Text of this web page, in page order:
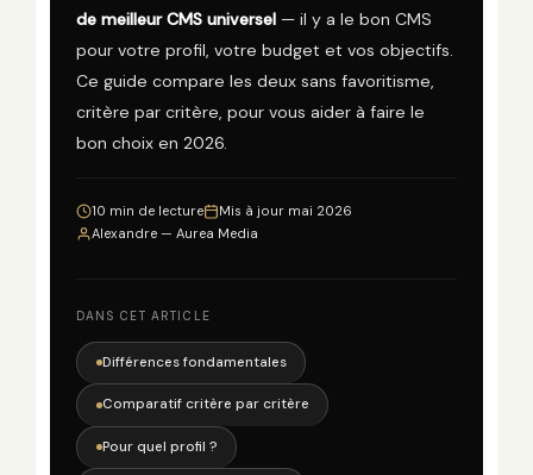
de meilleur CMS universel — il y a le bon CMS
pour votre profil, votre budget et vos objectifs.
Ce guide compare les deux sans favoritisme,
critère par critère, pour vous aider à faire le
bon choix en 2026.
10 min de lecture
Mis à jour mai 2026
Alexandre — Aurea Media
DANS CET ARTICLE
Différences fondamentales
Comparatif critère par critère
Pour quel profil ?